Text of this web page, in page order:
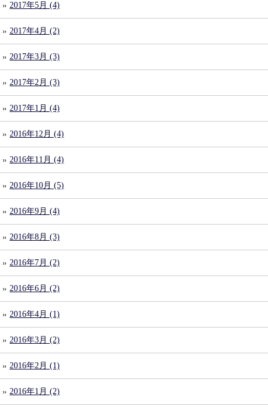
2017年5月 (4)
2017年4月 (2)
2017年3月 (3)
2017年2月 (3)
2017年1月 (4)
2016年12月 (4)
2016年11月 (4)
2016年10月 (5)
2016年9月 (4)
2016年8月 (3)
2016年7月 (2)
2016年6月 (2)
2016年4月 (1)
2016年3月 (2)
2016年2月 (1)
2016年1月 (2)